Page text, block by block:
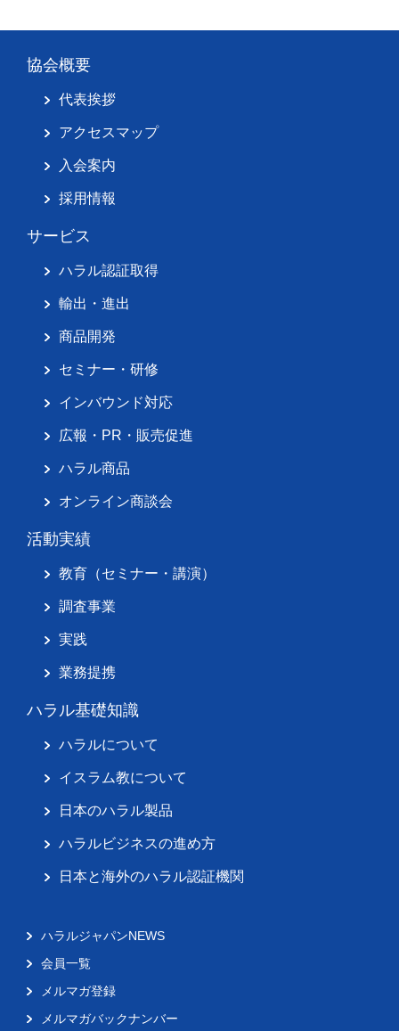
協会概要
代表挨拶
アクセスマップ
入会案内
採用情報
サービス
ハラル認証取得
輸出・進出
商品開発
セミナー・研修
インバウンド対応
広報・PR・販売促進
ハラル商品
オンライン商談会
活動実績
教育（セミナー・講演）
調査事業
実践
業務提携
ハラル基礎知識
ハラルについて
イスラム教について
日本のハラル製品
ハラルビジネスの進め方
日本と海外のハラル認証機関
ハラルジャパンNEWS
会員一覧
メルマガ登録
メルマガバックナンバー